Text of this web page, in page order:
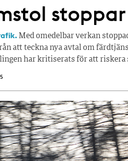
Med omedelbar verkan
att teckna nya avtal om
har kritiserats för att riskera